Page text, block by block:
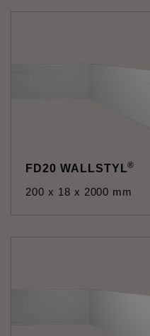
FD20 WALLSTYL®
200 x 18 x 2000 mm